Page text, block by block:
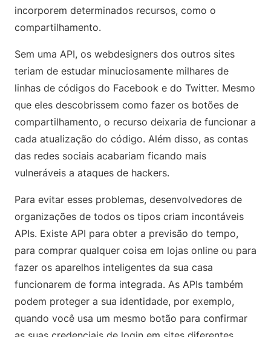
incorporem determinados recursos, como o
compartilhamento.
Sem uma API, os webdesigners dos outros sites
teriam de estudar minuciosamente milhares de
linhas de códigos do Facebook e do Twitter. Mesmo
que eles descobrissem como fazer os botões de
compartilhamento, o recurso deixaria de funcionar a
cada atualização do código. Além disso, as contas
das redes sociais acabariam ficando mais
vulneráveis a ataques de hackers.
Para evitar esses problemas, desenvolvedores de
organizações de todos os tipos criam incontáveis
APIs. Existe API para obter a previsão do tempo,
para comprar qualquer coisa em lojas online ou para
fazer os aparelhos inteligentes da sua casa
funcionarem de forma integrada. As APIs também
podem proteger a sua identidade, por exemplo,
quando você usa um mesmo botão para confirmar